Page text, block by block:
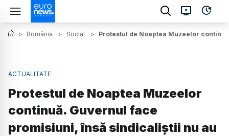
> România > Social > Protestul de Noaptea Muzeelor
ACTUALITATE
Protestul de Noaptea Muzeelor
continuă. Guvernul face
promisiuni, însă sindicaliștii nu au